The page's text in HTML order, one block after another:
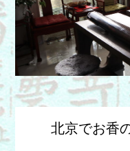
北京でお香